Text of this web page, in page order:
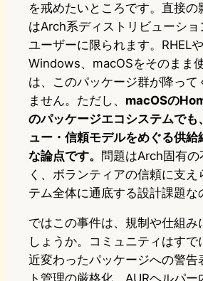
を戒めたいところです。直接の
はArch系ディストリビューショ
ユーザーに限られます。RHELや
Windows、macOSをそのまま
は、このパッケージ群が降って
ません。ただし、 macOSの
のパッケージエコシステムでも
ュー・信頼モデルをめぐる供給
な論点です。 問題はArch固有
く、ボランティアの信頼に支え
テム全体に通底する設計課題な
ではこの事件は、規制や仕組み
しょうか。コミュニティはすで
近変わったパッケージへの警告